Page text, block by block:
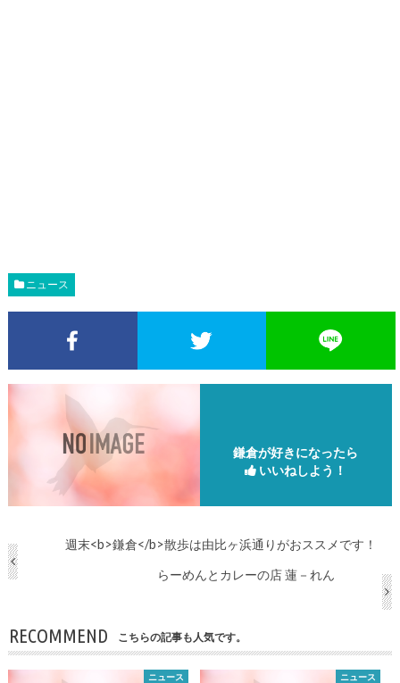
ニュース
Facebookでシェア Twitterでシェア
鎌倉が好きになったら
いいねしよう！
週末<b>鎌倉</b>散歩は由比ヶ浜通りがおススメです！
らーめんとカレーの店 蓮－れん
RECOMMEND こちらの記事も人気です。
ニュース ニュース